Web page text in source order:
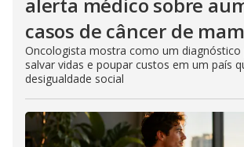
alerta médico sobre
casos de câncer de
Oncologista mostra como um diagnóstico
salvar vidas e poupar custos em um país
desigualdade social